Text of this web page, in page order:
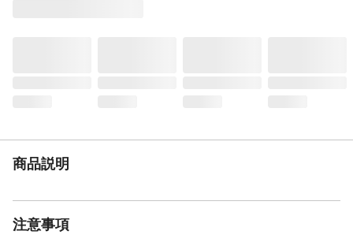
商品説明
注意事項